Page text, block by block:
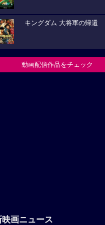
キングダム 大将軍の帰還
動画配信作品をチェック
映画ニュース